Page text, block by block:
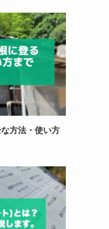
方法・使い方